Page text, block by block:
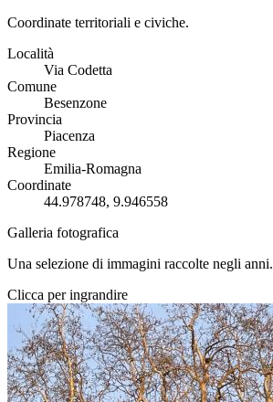
Coordinate territoriali e civiche.
Località
Via Codetta
Comune
Besenzone
Provincia
Piacenza
Regione
Emilia-Romagna
Coordinate
44.978748, 9.946558
Galleria fotografica
Una selezione di immagini raccolte negli anni.
Clicca per ingrandire